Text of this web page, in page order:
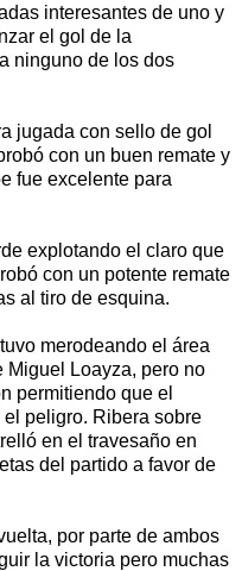
interesantes de uno y
el gol de la
ninguno de los dos
jugada con sello de gol
con un buen remate y
fue excelente para
explotando el claro que
con un potente remate
al tiro de esquina.
merodeando el área
Miguel Loayza, pero no
permitiendo que el
peligro. Ribera sobre
en el travesaño en
del partido a favor de
por parte de ambos
la victoria pero muchas